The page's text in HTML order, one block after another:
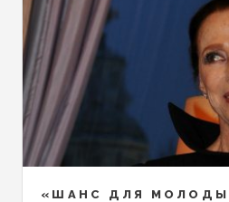
«ШАНС ДЛЯ